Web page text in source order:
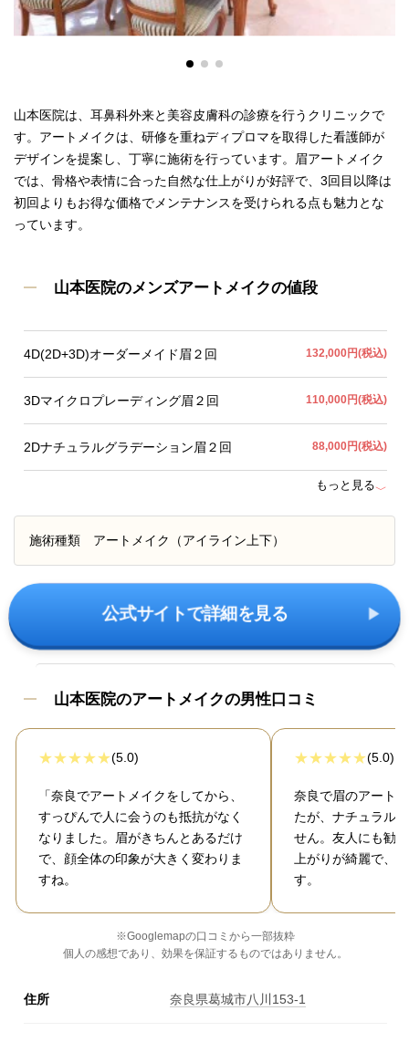
山本医院は、耳鼻科外来と美容皮膚科の診療を行うクリニックで
す。アートメイクは、研修を重ねディプロマを取得した看護師が
デザインを提案し、丁寧に施術を行っています。眉アートメイク
では、骨格や表情に合った自然な仕上がりが好評で、3回目以降は
初回よりもお得な価格でメンテナンスを受けられる点も魅力とな
っています。
山本医院のメンズアートメイクの値段
4D(2D+3D)オーダーメイド眉２回 132,000円(税込)
3Dマイクロプレーディング眉２回 110,000円(税込)
2Dナチュラルグラデーション眉２回 88,000円(税込)
もっと見る﹀
施術種類 アートメイク（アイライン上下）
公式サイトで詳細を見る
山本医院のアートメイクの男性口コミ
(5.0)
「奈良でアートメイクをしてから、
すっぴんで人に会うのも抵抗がなく
なりました。眉がきちんとあるだけ
で、顔全体の印象が大きく変わりま
すね。
(5.0)
奈良で眉のアート
たが、ナチュラル
せん。友人にも勧
上がりが綺麗で、
す。
※Googlemapの口コミから一部抜粋
個人の感想であり、効果を保証するものではありません。
住所 奈良県葛城市八川153-1